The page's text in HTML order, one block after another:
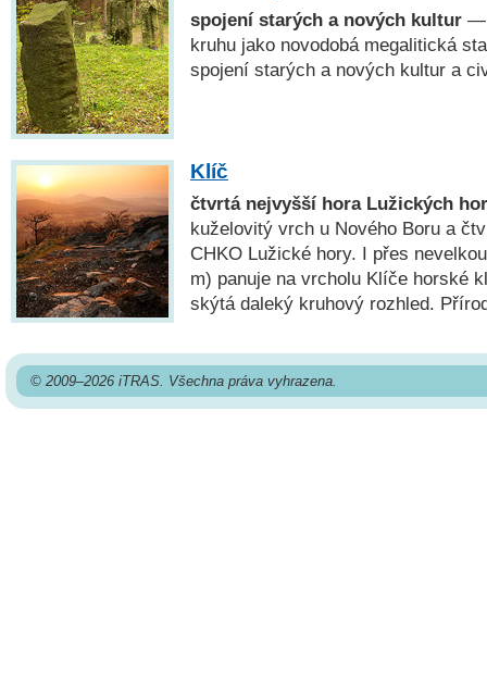
spojení starých a nových kultur —
kruhu jako novodobá megalitická
spojení starých a nových kultur a
Klíč
čtvrtá nejvyšší hora Lužických hor
kuželovitý vrch u Nového Boru a
CHKO Lužické hory. I přes
m) panuje na vrcholu Klíče horské
skýtá daleký kruhový rozhled.
© 2009–2026 iTRAS. Všechna práva vyhrazena.